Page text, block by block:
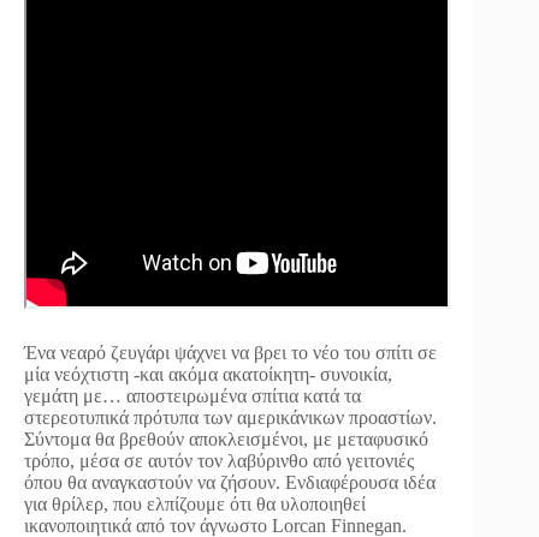
Ένα νεαρό ζευγάρι ψάχνει να βρει το νέο του σπίτι σε
μία νεόχτιστη -και ακόμα ακατοίκητη- συνοικία,
γεμάτη με… αποστειρωμένα σπίτια κατά τα
στερεοτυπικά πρότυπα των αμερικάνικων προαστίων.
Σύντομα θα βρεθούν αποκλεισμένοι, με μεταφυσικό
τρόπο, μέσα σε αυτόν τον λαβύρινθο από γειτονιές
όπου θα αναγκαστούν να ζήσουν. Ενδιαφέρουσα ιδέα
για θρίλερ, που ελπίζουμε ότι θα υλοποιηθεί
ικανοποιητικά από τον άγνωστο Lorcan Finnegan.